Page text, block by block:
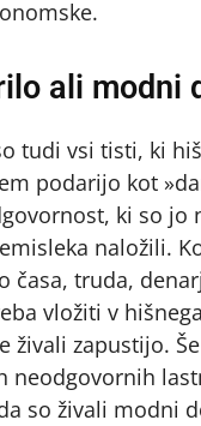
ali modni
tudi vsi tisti, ki
podarijo kot
ki so jo
naložili.
časa, truda,
vložiti v
živali zapustijo.
neodgovornih
so živali modni